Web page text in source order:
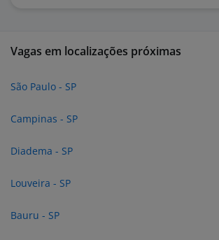
Vagas em localizações próximas
São Paulo - SP
Campinas - SP
Diadema - SP
Louveira - SP
Bauru - SP